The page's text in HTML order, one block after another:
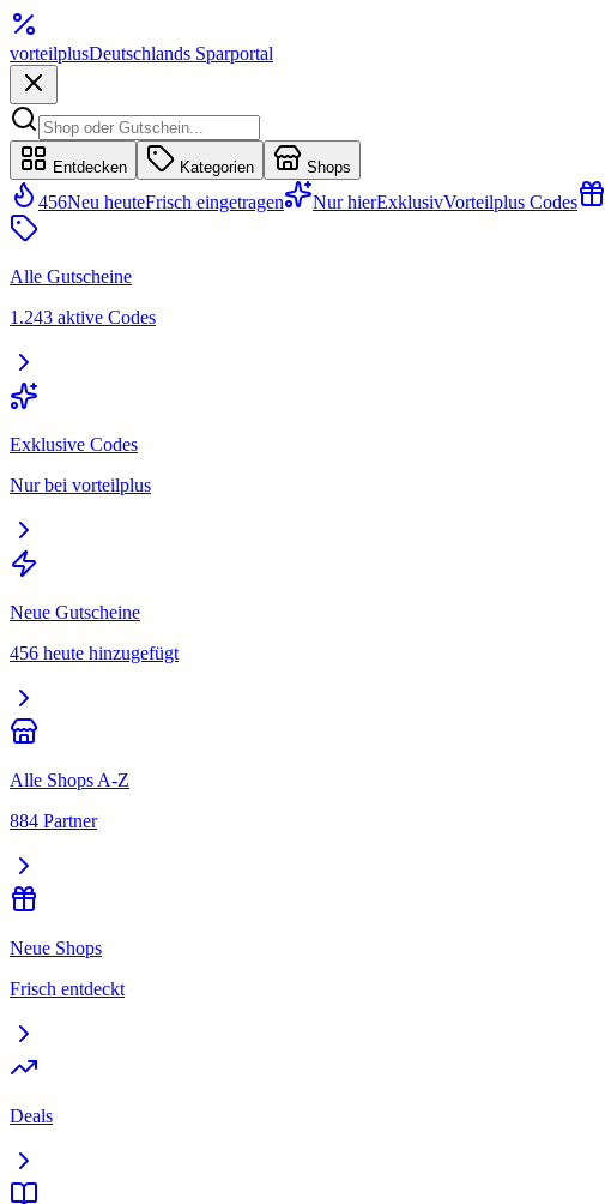
vorteilplusDeutschlands Sparportal
Entdecken Kategorien Shops
456Neu heuteFrisch eingetragen Nur hierExklusivVorteilplus Codes
Alle Gutscheine
1.243 aktive Codes
Exklusive Codes
Nur bei vorteilplus
Neue Gutscheine
456 heute hinzugefügt
Alle Shops A-Z
884 Partner
Neue Shops
Frisch entdeckt
Deals